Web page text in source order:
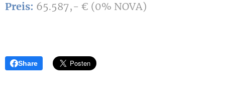
Preis: 65.587,- € (0% NOVA)
Share